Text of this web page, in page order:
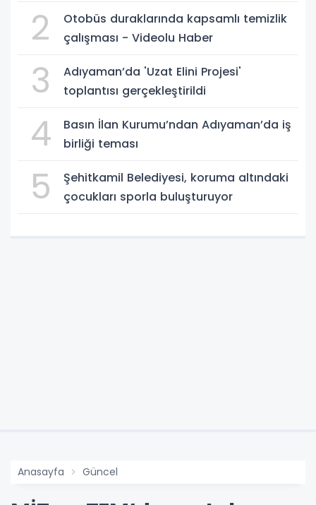
2
Otobüs duraklarında kapsamlı temizlik
çalışması - Videolu Haber
3
Adıyaman’da 'Uzat Elini Projesi'
toplantısı gerçekleştirildi
4
Basın İlan Kurumu’ndan Adıyaman’da iş
birliği teması
5
Şehitkamil Belediyesi, koruma altındaki
çocukları sporla buluşturuyor
Anasayfa Güncel